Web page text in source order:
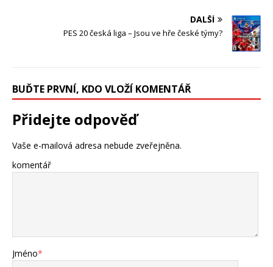
DALŠÍ
PES 20 česká liga – Jsou ve hře české týmy?
BUĎTE PRVNÍ, KDO VLOŽÍ KOMENTÁŘ
Přidejte odpověď
Vaše e-mailová adresa nebude zveřejněna.
komentář
Jméno*